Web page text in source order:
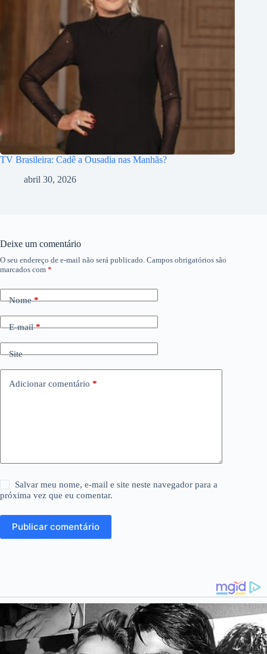
TV Brasileira: Cadê a Ousadia nas Manhãs?
abril 30, 2026
Deixe um comentário
O seu endereço de e-mail não será publicado. Campos obrigatórios são
marcados com *
Nome*
E-mail*
Site
Adicionar comentário *
Salvar meu nome, e-mail e site neste navegador para a
próxima vez que eu comentar.
Publicar comentário